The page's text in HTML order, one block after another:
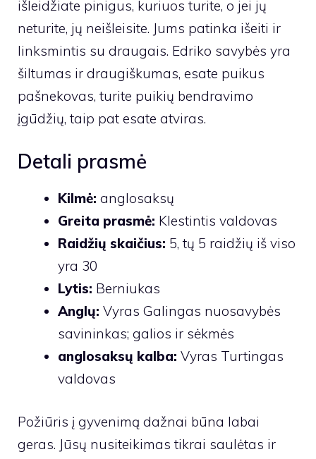
išleidžiate pinigus, kuriuos turite, o jei jų
neturite, jų neišleisite. Jums patinka išeiti ir
linksmintis su draugais. Edriko savybės yra
šiltumas ir draugiškumas, esate puikus
pašnekovas, turite puikių bendravimo
įgūdžių, taip pat esate atviras.
Detali prasmė
Kilmė: anglosaksų
Greita prasmė: Klestintis valdovas
Raidžių skaičius: 5, tų 5 raidžių iš viso
yra 30
Lytis: Berniukas
Anglų: Vyras Galingas nuosavybės
savininkas; galios ir sėkmės
anglosaksų kalba: Vyras Turtingas
valdovas
Požiūris į gyvenimą dažnai būna labai
geras. Jūsų nusiteikimas tikrai saulėtas ir